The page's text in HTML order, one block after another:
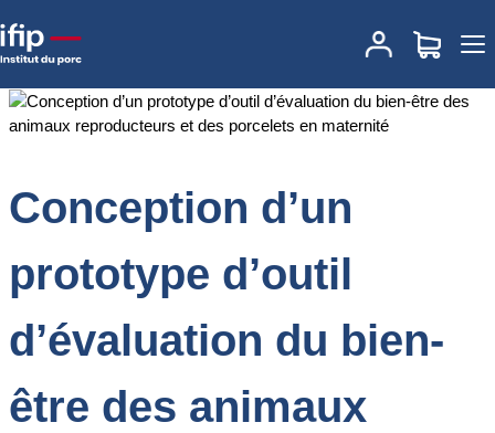
Accueil
Conception d’un prototype d’outil
d’évaluation du bien-être des animaux reproducteurs et des
Conception d’un
prototype d’outil
d’évaluation du bien-
être des animaux